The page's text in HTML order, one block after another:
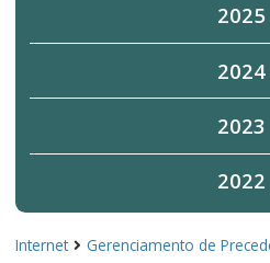
Internet Gerenciamento de
2025
2024
2023
2022